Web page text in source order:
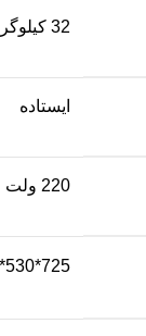
32 کیلوگرم
ایستاده
220 ولت
725*530*680